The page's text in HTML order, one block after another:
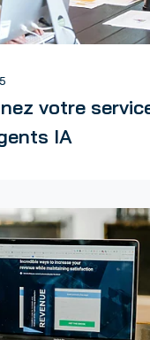
votre
IA